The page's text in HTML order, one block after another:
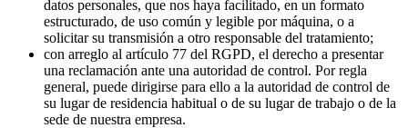
datos personales, que nos haya facilitado, en un formato
estructurado, de uso común y legible por máquina, o a
solicitar su transmisión a otro responsable del tratamiento;
con arreglo al artículo 77 del RGPD, el derecho a presentar
una reclamación ante una autoridad de control. Por regla
general, puede dirigirse para ello a la autoridad de control de
su lugar de residencia habitual o de su lugar de trabajo o de la
sede de nuestra empresa.